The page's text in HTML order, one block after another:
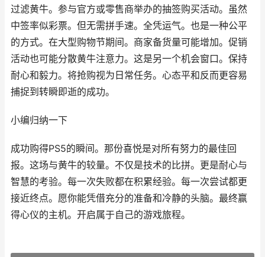
过滤黄牛。参与官方或零售商举办的抽签购买活动。虽然
中签率似彩票。但无需拼手速。全凭运气。也是一种公平
的方式。在大型购物节期间。商家备货量可能增加。促销
活动也可能分散黄牛注意力。这是另一个机会窗口。保持
耐心和毅力。将抢购视为日常任务。心态平和反而更容易
捕捉到转瞬即逝的成功。
小编归纳一下
成功购得PS5的瞬间。那份喜悦是对所有努力的最佳回
报。这场与黄牛的较量。不仅是技术的比拼。更是耐心与
智慧的考验。每一次失败都在积累经验。每一次尝试都更
接近终点。愿你能凭借充分的准备和冷静的头脑。最终赢
得心仪的主机。开启属于自己的游戏旅程。